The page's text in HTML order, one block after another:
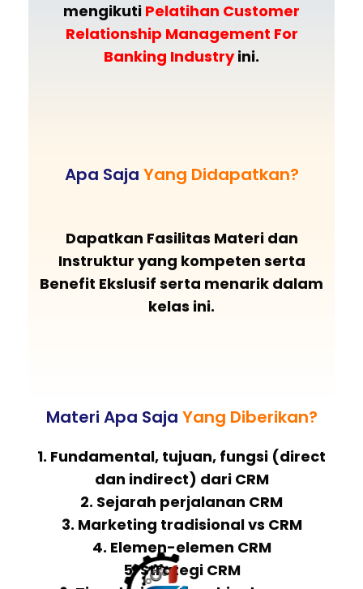
mengikuti Pelatihan Customer
Relationship Management For
Banking Industryini.
Apa Saja Yang Didapatkan?
Dapatkan Fasilitas Materi dan
Instruktur yang kompeten serta
Benefit Ekslusif serta menarik dalam
kelas ini.
Materi Apa Saja Yang Diberikan?
1. Fundamental, tujuan, fungsi (direct
dan indirect) dari CRM
2. Sejarah perjalanan CRM
3. Marketing tradisional vs CRM
4. Elemen-elemen CRM
5. Strategi CRM